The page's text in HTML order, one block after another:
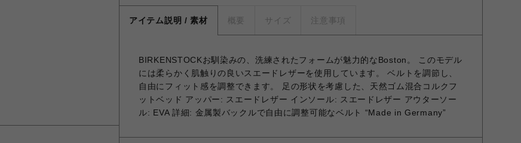
アイテム説明 / 素材 概要 サイズ 注意事項
BIRKENSTOCKお馴染みの、洗練されたフォームが魅力的なBoston。 このモデル
には柔らかく肌触りの良いスエードレザーを使用しています。 ベルトを調節し、
自由にフィット感を調整できます。 足の形状を考慮した、天然ゴム混合コルクフ
ットベッド アッパー: スエードレザー インソール: スエードレザー アウターソー
ル: EVA 詳細: 金属製バックルで自由に調整可能なベルト “Made in Germany”